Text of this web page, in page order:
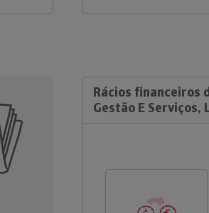
Rácios financeiros
Gestão E Serviços,